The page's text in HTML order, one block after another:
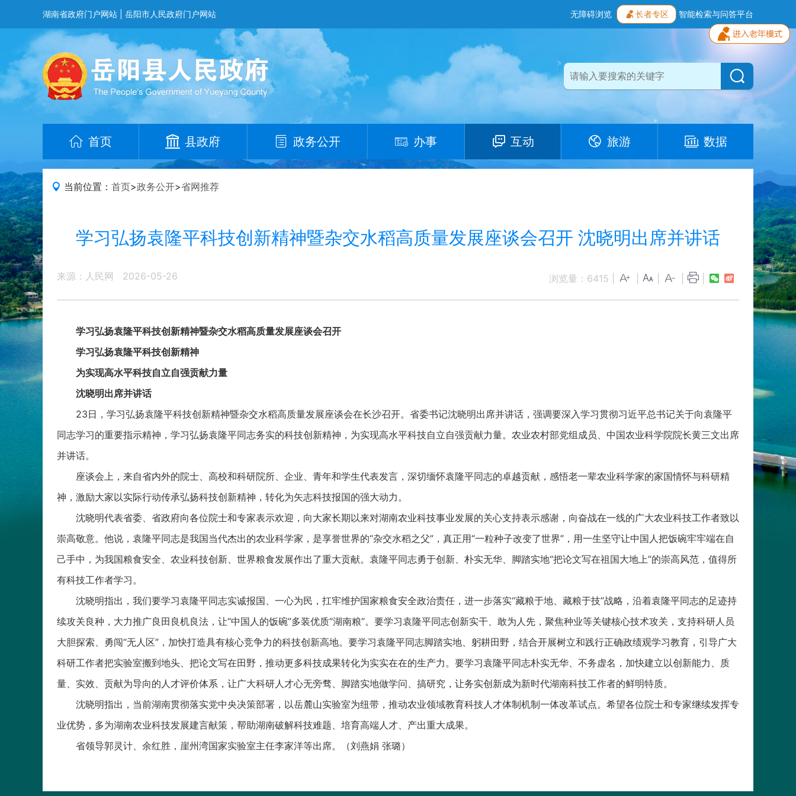
湖南省政府门户网站 岳阳市人民政府门户网站 无障碍浏览 长者专区 智能检索与问答平台
首页 县政府 政务公开 办事 互动 旅游 数据
当前位置： 首页>政务公开>省网推荐
学习弘扬袁隆平科技创新精神暨杂交水稻高质量发展座谈会召开 沈晓明出席并讲话
来源：人民网 2026-05-26 浏览量： 6415
学习弘扬袁隆平科技创新精神暨杂交水稻高质量发展座谈会召开
学习弘扬袁隆平科技创新精神
为实现高水平科技自立自强贡献力量
沈晓明出席并讲话
23日，学习弘扬袁隆平科技创新精神暨杂交水稻高质量发展座谈会在长沙召开。省委书记沈晓明出席并讲话，强调要深入学习贯彻习近平总书记关于向袁隆平
同志学习的重要指示精神，学习弘扬袁隆平同志务实的科技创新精神，为实现高水平科技自立自强贡献力量。农业农村部党组成员、中国农业科学院院长黄三文出席
并讲话。
座谈会上，来自省内外的院士、高校和科研院所、企业、青年和学生代表发言，深切缅怀袁隆平同志的卓越贡献，感悟老一辈农业科学家的家国情怀与科研精
神，激励大家以实际行动传承弘扬科技创新精神，转化为矢志科技报国的强大动力。
沈晓明代表省委、省政府向各位院士和专家表示欢迎，向大家长期以来对湖南农业科技事业发展的关心支持表示感谢，向奋战在一线的广大农业科技工作者致以
崇高敬意。他说，袁隆平同志是我国当代杰出的农业科学家，是享誉世界的“杂交水稻之父”，真正用“一粒种子改变了世界”，用一生坚守让中国人把饭碗牢牢端在自
己手中，为我国粮食安全、农业科技创新、世界粮食发展作出了重大贡献。袁隆平同志勇于创新、朴实无华、脚踏实地“把论文写在祖国大地上”的崇高风范，值得所
有科技工作者学习。
沈晓明指出，我们要学习袁隆平同志实诚报国、一心为民，扛牢维护国家粮食安全政治责任，进一步落实“藏粮于地、藏粮于技”战略，沿着袁隆平同志的足迹持
续攻关良种，大力推广良田良机良法，让“中国人的饭碗”多装优质“湖南粮”。要学习袁隆平同志创新实干、敢为人先，聚焦种业等关键核心技术攻关，支持科研人员
大胆探索、勇闯“无人区”，加快打造具有核心竞争力的科技创新高地。要学习袁隆平同志脚踏实地、躬耕田野，结合开展树立和践行正确政绩观学习教育，引导广大
科研工作者把实验室搬到地头、把论文写在田野，推动更多科技成果转化为实实在在的生产力。要学习袁隆平同志朴实无华、不务虚名，加快建立以创新能力、质
量、实效、贡献为导向的人才评价体系，让广大科研人才心无旁骛、脚踏实地做学问、搞研究，让务实创新成为新时代湖南科技工作者的鲜明特质。
沈晓明指出，当前湖南贯彻落实党中央决策部署，以岳麓山实验室为纽带，推动农业领域教育科技人才体制机制一体改革试点。希望各位院士和专家继续发挥专
业优势，多为湖南农业科技发展建言献策，帮助湖南破解科技难题、培育高端人才、产出重大成果。
省领导郭灵计、余红胜，崖州湾国家实验室主任李家洋等出席。（刘燕娟 张璐）